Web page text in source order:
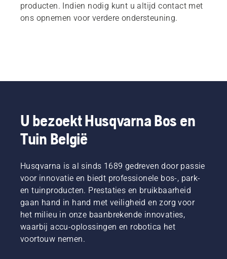
producten. Indien nodig kunt u altijd contact met
ons opnemen voor verdere ondersteuning.
U bezoekt Husqvarna Bos en
Tuin België
Husqvarna is al sinds 1689 gedreven door passie
voor innovatie en biedt professionele bos-, park-
en tuinproducten. Prestaties en bruikbaarheid
gaan hand in hand met veiligheid en zorg voor
het milieu in onze baanbrekende innovaties,
waarbij accu-oplossingen en robotica het
voortouw nemen.